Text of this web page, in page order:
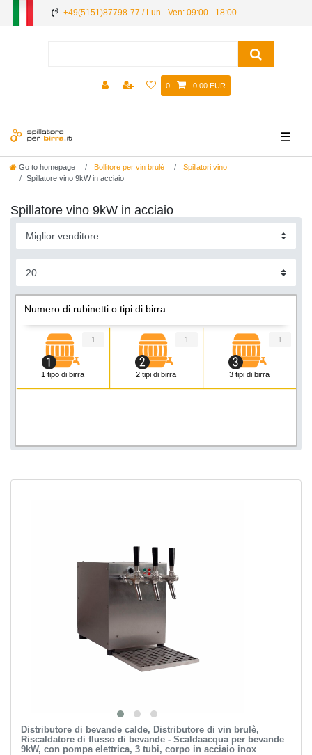
+49(5151)87798-77 / Lun - Ven: 09:00 - 18:00
0 0,00 EUR
☰
Go to homepage Bollitore per vin brulè
Spillatori vino
Spillatore vino 9kW in acciaio
Spillatore vino 9kW in acciaio
Numero di rubinetti o tipi di birra
1 tipo di birra
1
2 tipi di birra
1
3 tipi di birra
1
Distributore di bevande calde, Distributore di vin brulè,
Riscaldatore di flusso di bevande - Scaldaacqua per bevande
9kW, con pompa elettrica, 3 tubi, corpo in acciaio inox